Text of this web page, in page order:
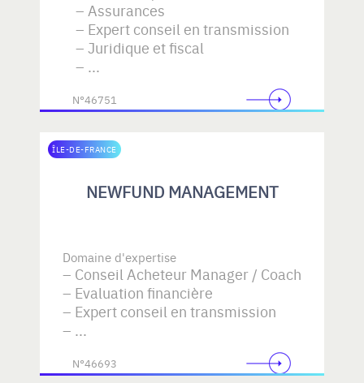
Assurances
Expert conseil en transmission
Juridique et fiscal
...
N°46751
ÎLE-DE-FRANCE
NEWFUND MANAGEMENT
Domaine d'expertise
Conseil Acheteur Manager / Coach
Evaluation financière
Expert conseil en transmission
...
N°46693